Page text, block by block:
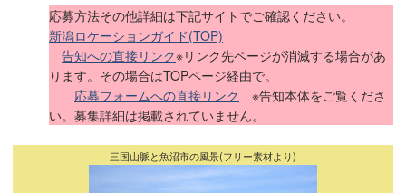
応募方法その他詳細は下記サイトでご確認ください。
新潟ロケーションガイド(TOP)
告知への直接リンク※リンク先ページが消滅する場合があ
ります。その場合はTOPページ経由で。
応募フォームへの直接リンク ※告知本体をご覧くださ
い。募集詳細は掲載されていません。
三国山脈と魚沼市の風景(フリー素材より)